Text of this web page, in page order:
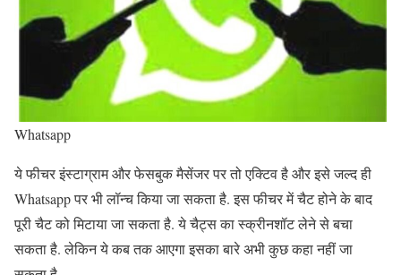
Whatsapp
ये फीचर इंस्टाग्राम और फेसबुक मैसेंजर पर तो एक्टिव है और इसे जल्द ही
Whatsapp पर भी लॉन्च किया जा सकता है. इस फीचर में चैट होने के बाद
पूरी चैट को मिटाया जा सकता है. ये चैट्स का स्क्रीनशॉट लेने से बचा
सकता है. लेकिन ये कब तक आएगा इसका बारे अभी कुछ कहा नहीं जा